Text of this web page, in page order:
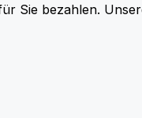
Sie bezahlen.